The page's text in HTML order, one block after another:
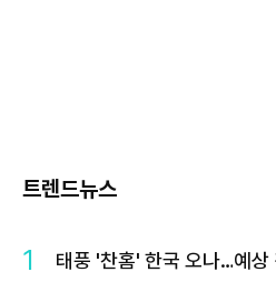
트렌드뉴스
1 태풍 '찬홈' 한국 오나…예상